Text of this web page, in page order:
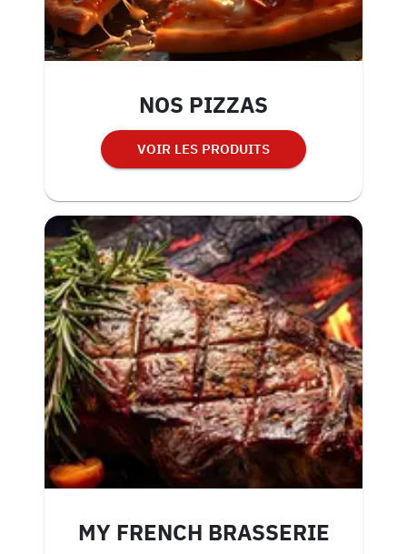
NOS PIZZAS
VOIR LES PRODUITS
MY FRENCH BRASSERIE